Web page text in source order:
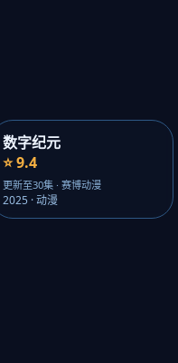
数字纪元
⭐ 9.4
更新至30集 · 赛博动漫
2025 · 动漫